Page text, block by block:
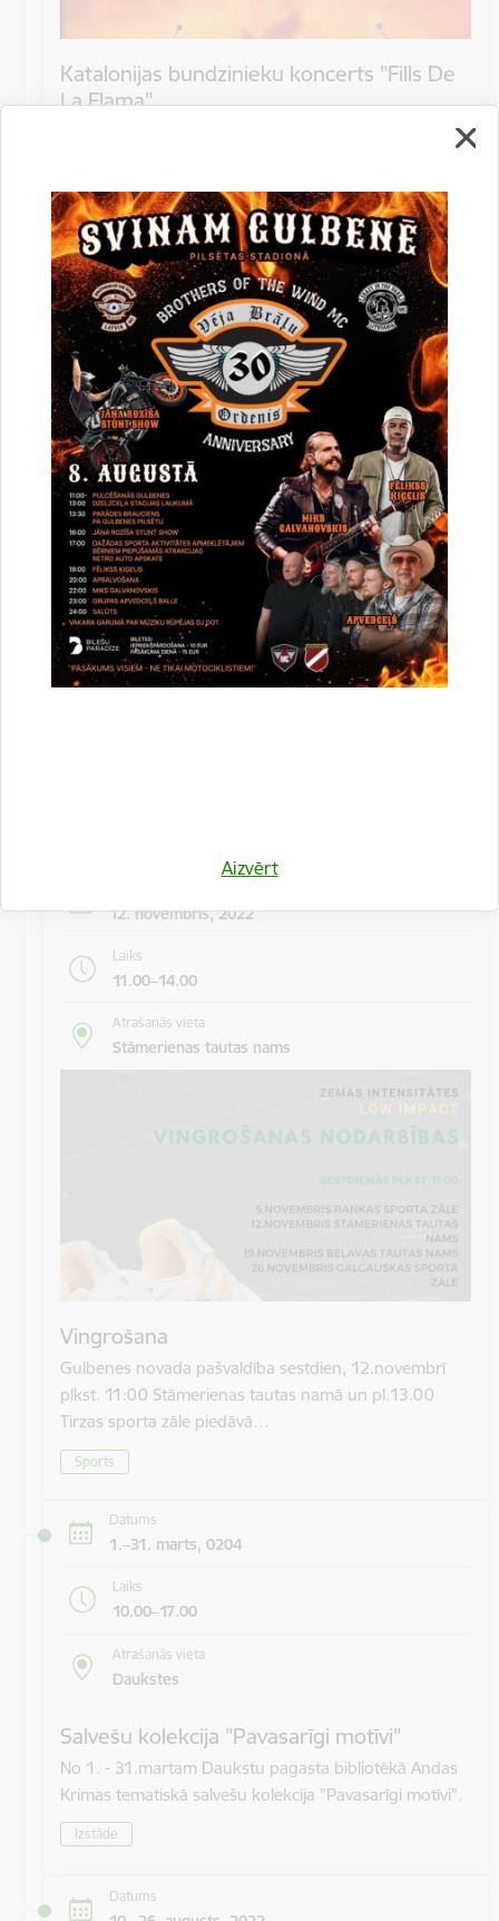
Aizvērt
Katalonijas bundzinieku koncerts "Fills De
La Flama"
Koncerts
Datums
12. novembris, 2022
Laiks
10.00
Atrašanās vieta
Druvienas Latviskās dzīvesziņas centrs
12. novembris, 2022
Laiks
11.00–14.00
Atrašanās vieta
Stāmerienas tautas nams
Vingrošana
Gulbenes novada pašvaldība sestdien, 12.novembrī
plkst. 11:00 Stāmerienas tautas namā un pl.13.00
Tirzas sporta zāle piedāvā…
Sports
Datums
1.–31. marts, 0204
Laiks
10.00–17.00
Atrašanās vieta
Daukstes
Salvešu kolekcija "Pavasarīgi motīvi"
No 1. - 31.martam Daukstu pagasta bibliotēkā Andas
Krimas tematiskā salvešu kolekcija "Pavasarīgi motīvi".
Izstāde
Datums